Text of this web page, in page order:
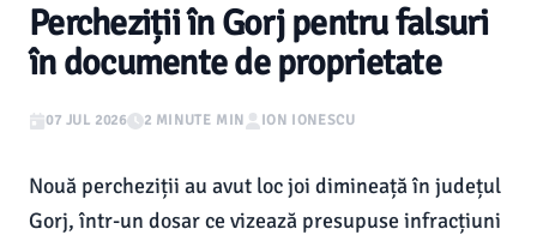
Percheziții în Gorj pentru falsuri
în documente de proprietate
07 JUL 2026 2 MINUTE MIN ION IONESCU
Nouă percheziții au avut loc joi dimineață în județul
Gorj, într-un dosar ce vizează presupuse infracțiuni